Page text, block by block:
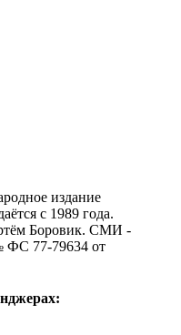
издание
с 1989 года.
Боровик. CМИ -
ФС 77-79634 от